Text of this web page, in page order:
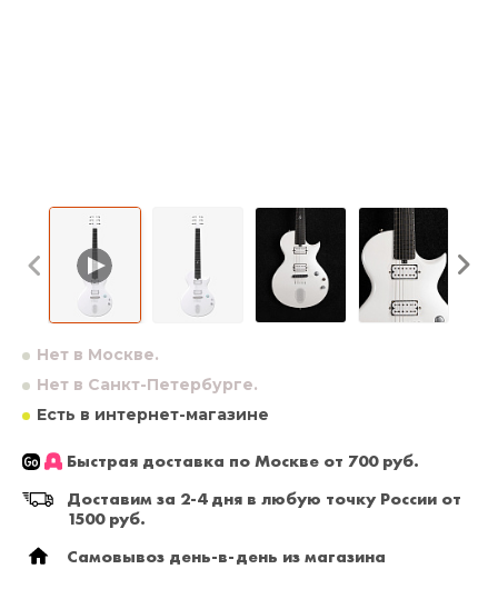
Нет в Москве.
Нет в Санкт-Петербурге.
Есть в интернет-магазине
Быстрая доставка по Москве от 700 руб.
Доставим за 2-4 дня в любую точку России от
1500 руб.
Самовывоз день-в-день из магазина